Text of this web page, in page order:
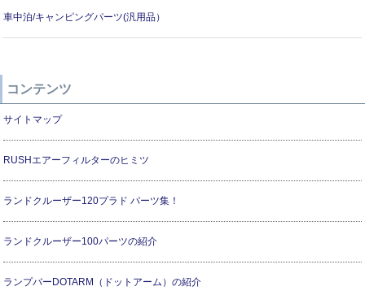
車中泊/キャンピングパーツ(汎用品）
コンテンツ
サイトマップ
RUSHエアーフィルターのヒミツ
ランドクルーザー120プラド パーツ集！
ランドクルーザー100パーツの紹介
ランプバーDOTARM（ドットアーム）の紹介